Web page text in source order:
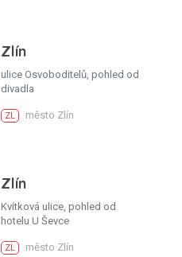
Zlín
ulice Osvoboditelů, pohled od
divadla
ZL město Zlín
Zlín
Kvítková ulice, pohled od
hotelu U Ševce
ZL město Zlín